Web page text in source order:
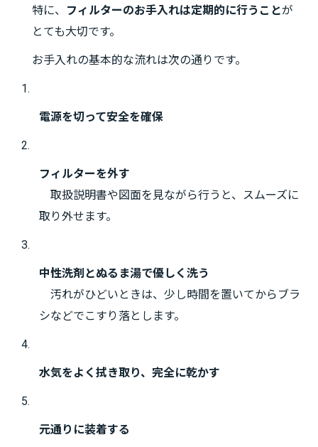
特に、
フィルターのお手入れは定期的に行うことが
とても大切です。
お手入れの基本的な流れは次の通りです。
電源を切って安全を確保
フィルターを外す
取扱説明書や図面を見ながら行うと、スムーズに
取り外せます。
中性洗剤とぬるま湯で優しく洗う
汚れがひどいときは、少し時間を置いてからブラ
シなどでこすり落とします。
水気をよく拭き取り、完全に乾かす
元通りに装着する